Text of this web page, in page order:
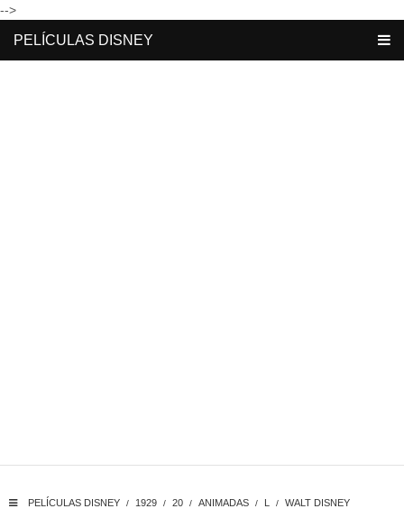
-->
PELÍCULAS DISNEY
PELÍCULAS DISNEY / 1929 / 20 / ANIMADAS / L / WALT DISNEY